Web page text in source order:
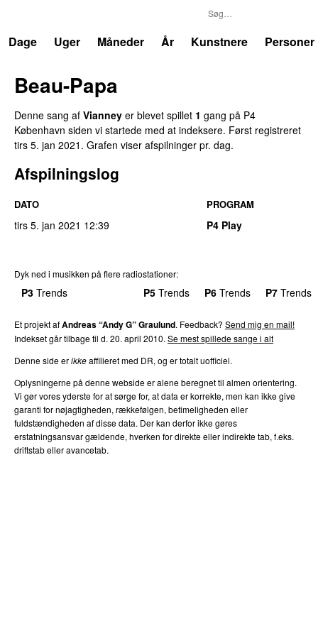
Dage
Uger Måneder År Kunstnere Personer
Beau-Papa
Denne sang af Vianney er blevet spillet 1 gang på P4
København siden vi startede med at indeksere. Først registreret
tirs 5. jan 2021 . Grafen viser afspilninger pr. dag.
Afspilningslog
DATO PROGRAM
tirs 5. jan 2021 12:39 P4 Play
Dyk ned i musikken på flere radiostationer:
P3 Trends P5 Trends P6 Trends P7 Trends
Et projekt afAndreas “Andy G” Graulund. Feedback? Send mig en mail!
Indekset går tilbage til d. 20. april 2010. Se mest spillede sange i alt
Denne side erikkeaffilieret med DR, og er totalt uofficiel.
Oplysningerne på denne webside er alene beregnet til almen orientering.
Vi gør vores yderste for at sørge for, at data er korrekte, men kan ikke give
garanti for nøjagtigheden, rækkefølgen, betimeligheden eller
fuldstændigheden af disse data. Der kan derfor ikke gøres
erstatningsansvar gældende, hverken for direkte eller indirekte tab, f.eks.
driftstab eller avancetab.